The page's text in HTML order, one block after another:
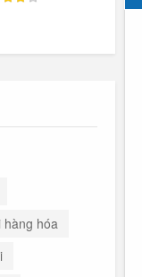
hàng hóa